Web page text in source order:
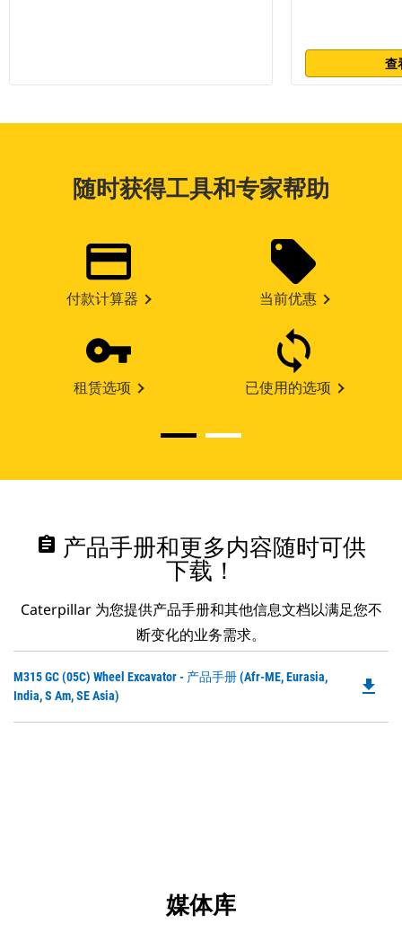
查
随时获得工具和专家帮助
付款计算器 当前优惠
租赁选项 已使用的选项
assignment 产品手册和更多内容随时可供
下载！
Caterpillar 为您提供产品手册和其他信息文档以满足您不
断变化的业务需求。
M315 GC (05C) Wheel Excavator - 产品手册 (Afr-ME, Eurasia,
India, S Am, SE Asia)
file_download
媒体库